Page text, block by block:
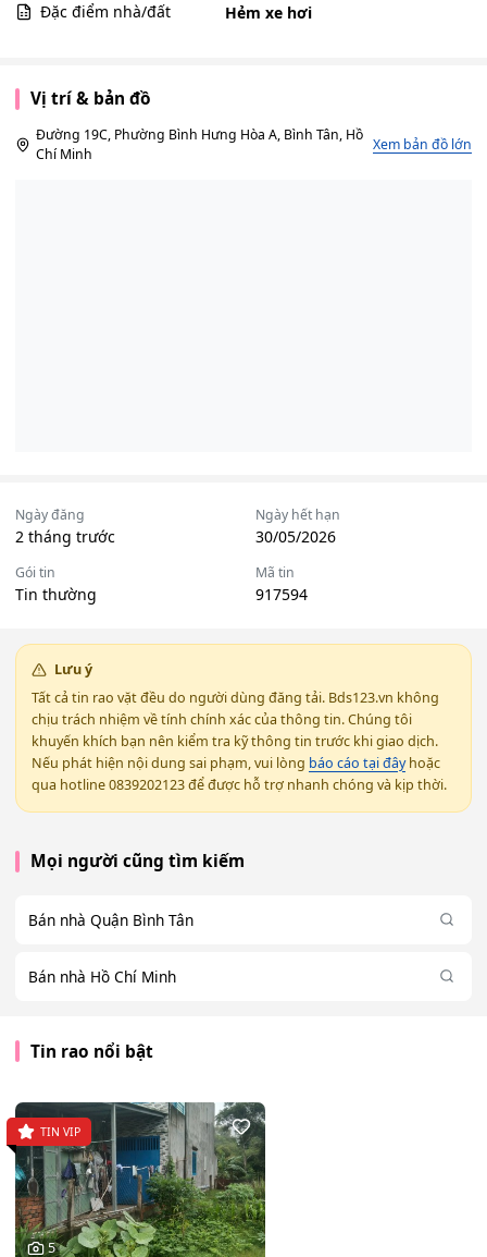
Đặc điểm nhà/đất Hẻm xe hơi
Vị trí & bản đồ
Đường 19C, Phường Bình Hưng Hòa A, Bình Tân, Hồ
Chí Minh
Xem bản đồ lớn
Ngày đăng
2 tháng trước
Ngày hết hạn
30/05/2026
Gói tin
Tin thường
Mã tin
917594
Lưu ý
Tất cả tin rao vặt đều do người dùng đăng tải. Bds123.vn không
chịu trách nhiệm về tính chính xác của thông tin. Chúng tôi
khuyến khích bạn nên kiểm tra kỹ thông tin trước khi giao dịch.
Nếu phát hiện nội dung sai phạm, vui lòng báo cáo tại đâyhoặc
qua hotline 0839202123 để được hỗ trợ nhanh chóng và kịp thời.
Mọi người cũng tìm kiếm
Bán nhà Quận Bình Tân
Bán nhà Hồ Chí Minh
Tin rao nổi bật
5
TIN VIP